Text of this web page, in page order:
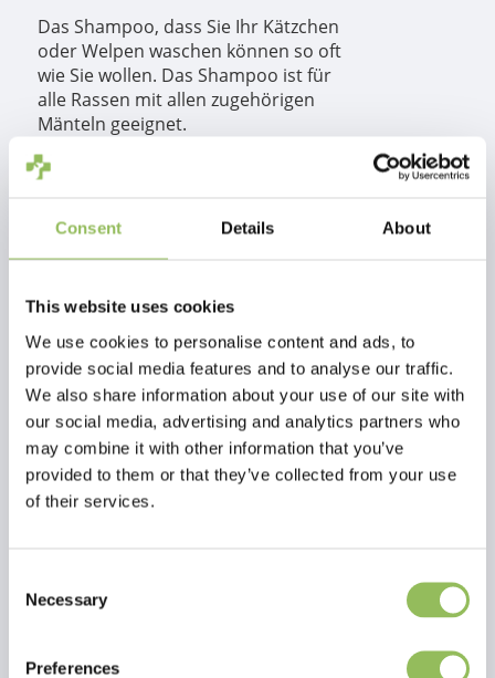
Consent Details About
This website uses cookies
We use cookies to personalise content and ads, to
provide social media features and to analyse our traffic.
We also share information about your use of our site with
our social media, advertising and analytics partners who
may combine it with other information that you’ve
provided to them or that they’ve collected from your use
of their services.
Selection
Necessary
Preferences
Das Shampoo, dass Sie Ihr Kätzchen
oder Welpen waschen können so oft
wie Sie wollen. Das Shampoo ist für
alle Rassen mit allen zugehörigen
Mänteln geeignet.
speziellen Pflanzenextrakten machen dieses
Die pflegenden Inhaltsstoffe aus Mandelöl, Kokosnuss und
speziellen Pflanzenextrakten machen das Puppy-Kitten Shampoo
zu einem wunderbaren, sehr pflegenden Shampoo für ein weiches
und herrlich duftendes Fell. Der PH-Wert ist auf das Fell Ihres Tieres
abgestimmt.
Shampoo, 80% lauwarmes Wasser). Auf das vorher angefeuchtete
Fell auftragen.
Minuten einwirken. Gründlich mit lauwarmem Wasser ausspülen.